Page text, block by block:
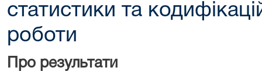
статистики та
роботи
Про результати